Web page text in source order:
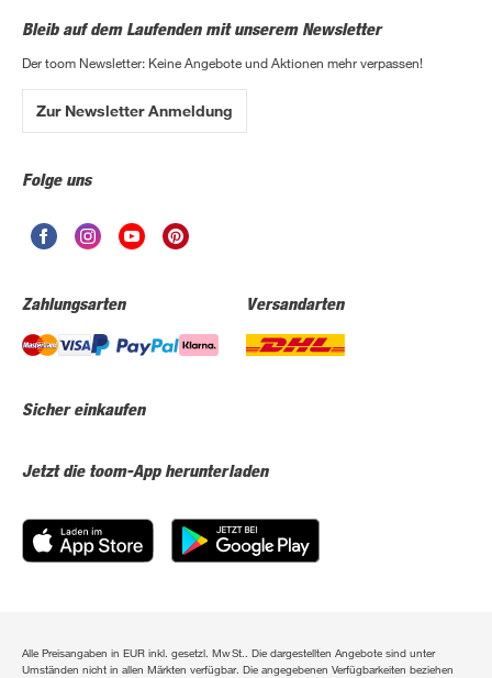
Bleib auf dem Laufenden mit unserem Newsletter
Der toom Newsletter: Keine Angebote und Aktionen mehr verpassen!
Zur Newsletter Anmeldung
Folge uns
Zahlungsarten Versandarten
Sicher einkaufen
Jetzt die toom-App herunterladen
Alle Preisangaben in EUR inkl. gesetzl. MwSt.. Die dargestellten Angebote sind unter
Umständen nicht in allen Märkten verfügbar. Die angegebenen Verfügbarkeiten beziehen